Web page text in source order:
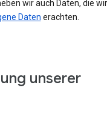
wir auch Daten, die
Daten erachten.
unserer